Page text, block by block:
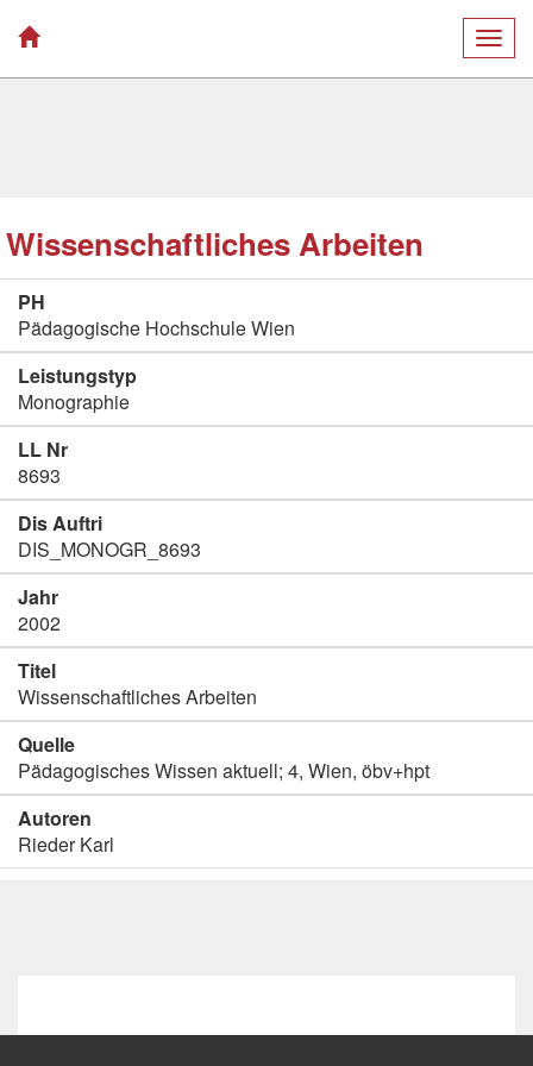
Wissenschaftliches Arbeiten
PH
Pädagogische Hochschule Wien
Leistungstyp
Monographie
LL Nr
8693
Dis Auftri
DIS_MONOGR_8693
Jahr
2002
Titel
Wissenschaftliches Arbeiten
Quelle
Pädagogisches Wissen aktuell; 4, Wien, öbv+hpt
Autoren
Rieder Karl